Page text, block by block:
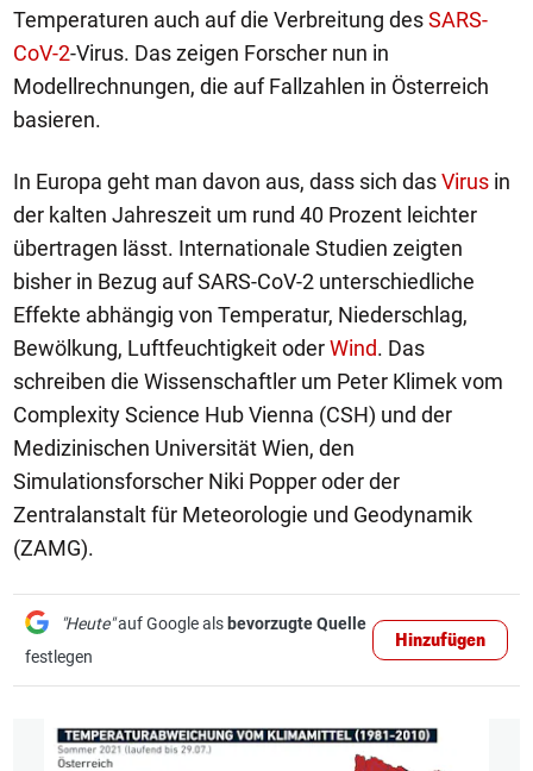
Temperaturen auch auf die Verbreitung desSARS-
CoV-2-Virus. Das zeigen Forscher nun in
Modellrechnungen, die auf Fallzahlen in Österreich
basieren.
In Europa geht man davon aus, dass sich dasVirus in
der kalten Jahreszeit um rund 40 Prozent leichter
übertragen lässt. Internationale Studien zeigten
bisher in Bezug auf SARS-CoV-2 unterschiedliche
Effekte abhängig von Temperatur, Niederschlag,
Bewölkung, Luftfeuchtigkeit oderWind. Das
schreiben die Wissenschaftler um Peter Klimek vom
Complexity Science Hub Vienna (CSH) und der
Medizinischen Universität Wien, den
Simulationsforscher Niki Popper oder der
Zentralanstalt für Meteorologie und Geodynamik
(ZAMG).
"Heute"auf Google als bevorzugte Quelle
festlegen
Hinzufügen
1/6